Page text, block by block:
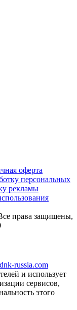
оферта
персональных
рекламы
права защищены,
russia.com
и использует
сервисов,
этого